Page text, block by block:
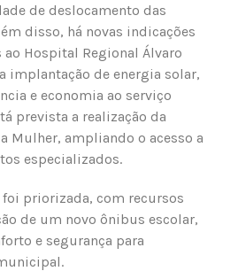
de deslocamento das
disso, há novas indicações
Hospital Regional Álvaro
implantação de energia solar,
e economia ao serviço
prevista a realização da
Mulher, ampliando o acesso a
especializados.
priorizada, com recursos
de um novo ônibus escolar,
e segurança para